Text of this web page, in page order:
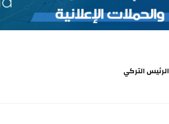
الرئيس التركي